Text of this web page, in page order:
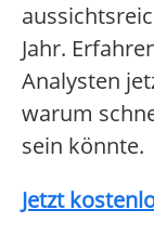
Jahr.
Analysten
warum
sein könnte.
Jetzt